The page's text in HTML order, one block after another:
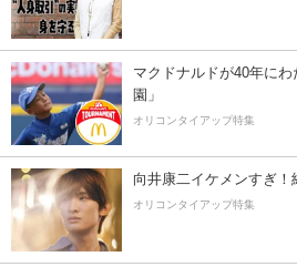
マクドナルドが40年に
園」
オリコンタイアップ特集
向井康二イケメンすぎ！
オリコンタイアップ特集